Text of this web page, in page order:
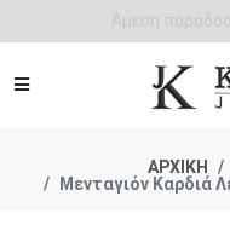
Άμεση
ΑΡΧΙΚΗ
Μενταγιόν Καρδιά